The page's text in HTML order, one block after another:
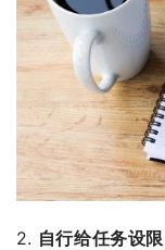
2. 自行给任务设限